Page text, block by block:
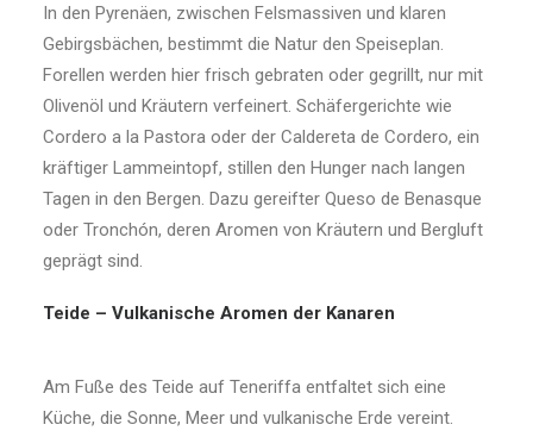
In den Pyrenäen, zwischen Felsmassiven und klaren
Gebirgsbächen, bestimmt die Natur den Speiseplan.
Forellen werden hier frisch gebraten oder gegrillt, nur mit
Olivenöl und Kräutern verfeinert. Schäfergerichte wie
Cordero a la Pastora oder der Caldereta de Cordero, ein
kräftiger Lammeintopf, stillen den Hunger nach langen
Tagen in den Bergen. Dazu gereifter Queso de Benasque
oder Tronchón, deren Aromen von Kräutern und Bergluft
geprägt sind.
Teide – Vulkanische Aromen der Kanaren
Am Fuße des Teide auf Teneriffa entfaltet sich eine
Küche, die Sonne, Meer und vulkanische Erde vereint.